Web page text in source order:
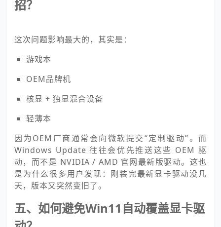
招？
这次问题影响最大的，其实是：
游戏本
OEM品牌机
核显 + 独显混合设备
轻薄本
因为OEM厂商通常会向微软提交“定制驱动”。而
Windows Update 往往会优先推送这些 OEM 驱
动，而不是 NVIDIA / AMD 官网最新版驱动。这也
是为什么很多用户发现：刚装完最新显卡驱动没几
天，版本又突然变旧了。
五、如何避免Win11自动覆盖显卡驱